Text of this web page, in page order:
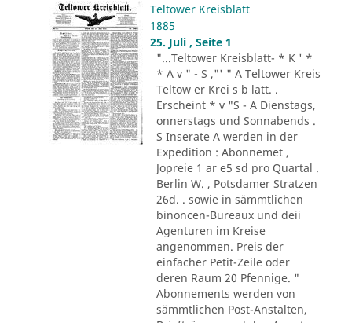
Teltower Kreisblatt
1885
25. Juli , Seite 1
"...Teltower Kreisblatt- * K ' *
* A v " - S ,"' " A Teltower Kreis
Teltow er Krei s b latt. .
Erscheint * v "S - A Dienstags,
onnerstags und Sonnabends .
S Inserate A werden in der
Expedition : Abonnemet ,
Jopreie 1 ar e5 sd pro Quartal .
Berlin W. , Potsdamer Stratzen
26d. . sowie in sämmtlichen
binoncen-Bureaux und deii
Agenturen im Kreise
angenommen. Preis der
einfacher Petit-Zeile oder
deren Raum 20 Pfennige. "
Abonnements werden von
sämmtlichen Post-Anstalten,